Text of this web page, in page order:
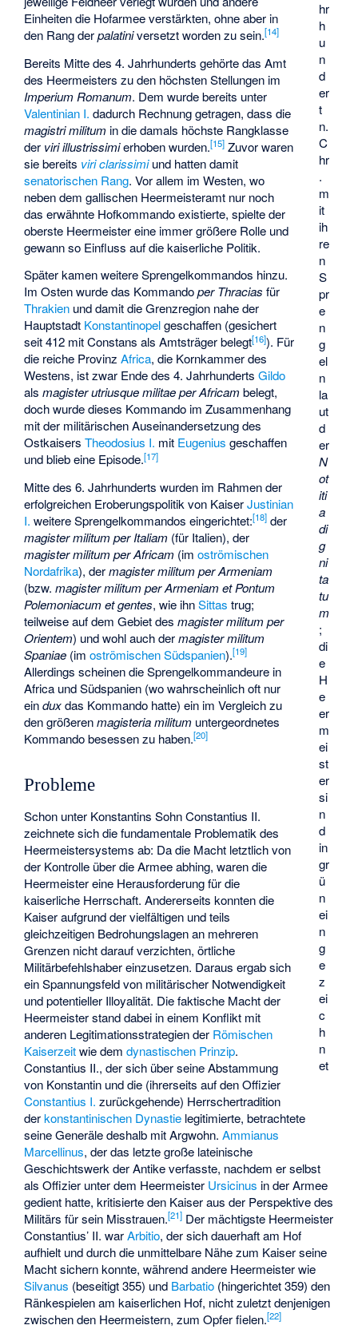
hr
h
u
n
d
er
t
n.
C
hr
.
m
it
ih
re
n
S
pr
e
n
g
el
n
la
ut
d
er
N
ot
iti
a
di
g
ni
ta
tu
m
;
di
e
H
e
er
m
ei
st
er
si
n
d
in
gr
ü
n
ei
n
g
e
z
ei
c
h
n
et
Einheiten die Hofarmee verstärkten, ohne aber in
den Rang derpalatiniversetzt worden zu sein.[14]
Bereits Mitte des 4. Jahrhunderts gehörte das Amt
des Heermeisters zu den höchsten Stellungen im
Imperium Romanum. Dem wurde bereits unter
Valentinian I. dadurch Rechnung getragen, dass die
magistri militum in die damals höchste Rangklasse
der viri illustrissimierhoben wurden.[15] Zuvor waren
sie bereits viri clarissimiund hatten damit
senatorischen Rang. Vor allem im Westen, wo
neben dem gallischen Heermeisteramt nur noch
das erwähnte Hofkommando existierte, spielte der
oberste Heermeister eine immer größere Rolle und
gewann so Einfluss auf die kaiserliche Politik.
Später kamen weitere Sprengelkommandos hinzu.
Im Osten wurde das Kommandoper Thracias für
Thrakien und damit die Grenzregion nahe der
Hauptstadt Konstantinopelgeschaffen (gesichert
seit 412 mitConstans als Amtsträger belegt[16]). Für
die reiche ProvinzAfrica, die Kornkammer des
Westens, ist zwar Ende des 4. JahrhundertsGildo
alsmagister utriusque militae per Africam belegt,
doch wurde dieses Kommando im Zusammenhang
mit der militärischen Auseinandersetzung des
OstkaisersTheodosius I. mit Eugenius geschaffen
und blieb eine Episode.[17]
Mitte des 6. Jahrhunderts wurden im Rahmen der
erfolgreichen Eroberungspolitik von KaiserJustinian
I. weitere Sprengelkommandos eingerichtet:[18] der
magister militum per Italiam (für Italien), der
magister militum per Africam (imoströmischen
Nordafrika), dermagister militum per Armeniam
(bzw.magister militum per Armeniam et Pontum
Polemoniacum et gentes, wie ihnSittas trug;
teilweise auf dem Gebiet desmagister militum per
Orientem) und wohl auch dermagister militum
Spaniae (imoströmischen Südspanien).[19]
Allerdings scheinen die Sprengelkommandeure in
Africa und Südspanien (wo wahrscheinlich oft nur
einduxdas Kommando hatte) ein im Vergleich zu
den größerenmagisteria militum untergeordnetes
Kommando besessen zu haben.[20]
Probleme
Schon unter Konstantins Sohn Constantius II.
zeichnete sich die fundamentale Problematik des
Heermeistersystems ab: Da die Macht letztlich von
der Kontrolle über die Armee abhing, waren die
Heermeister eine Herausforderung für die
kaiserliche Herrschaft. Andererseits konnten die
Kaiser aufgrund der vielfältigen und teils
gleichzeitigen Bedrohungslagen an mehreren
Grenzen nicht darauf verzichten, örtliche
Militärbefehlshaber einzusetzen. Daraus ergab sich
ein Spannungsfeld von militärischer Notwendigkeit
und potentieller Illoyalität. Die faktische Macht der
Heermeister stand dabei in einem Konflikt mit
anderen Legitimationsstrategien der Römischen
Kaiserzeitwie demdynastischen Prinzip.
Constantius II., der sich über seine Abstammung
von Konstantin und die (ihrerseits auf den Offizier
Constantius I. zurückgehende) Herrschertradition
derkonstantinischen Dynastie legitimierte, betrachtete
seine Generäle deshalb mit Argwohn.Ammianus
Marcellinus, der das letzte große lateinische
Geschichtswerk der Antike verfasste, nachdem er selbst
als Offizier unter dem Heermeister Ursicinus in der Armee
gedient hatte, kritisierte den Kaiser aus der Perspektive des
Militärs für sein Misstrauen.[21] Der mächtigste Heermeister
Constantius’ II. warArbitio, der sich dauerhaft am Hof
aufhielt und durch die unmittelbare Nähe zum Kaiser seine
Macht sichern konnte, während andere Heermeister wie
Silvanus (beseitigt 355) und Barbatio (hingerichtet 359) den
Ränkespielen am kaiserlichen Hof, nicht zuletzt denjenigen
zwischen den Heermeistern, zum Opfer fielen.[22]